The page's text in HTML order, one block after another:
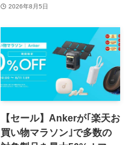
全品が最大54％オフに
2026年8月5日
【セール】Ankerが｢楽天お
買い物マラソン｣で多数の